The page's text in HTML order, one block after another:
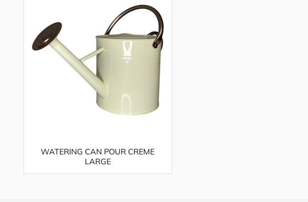
WATERING CAN POUR CREME
LARGE